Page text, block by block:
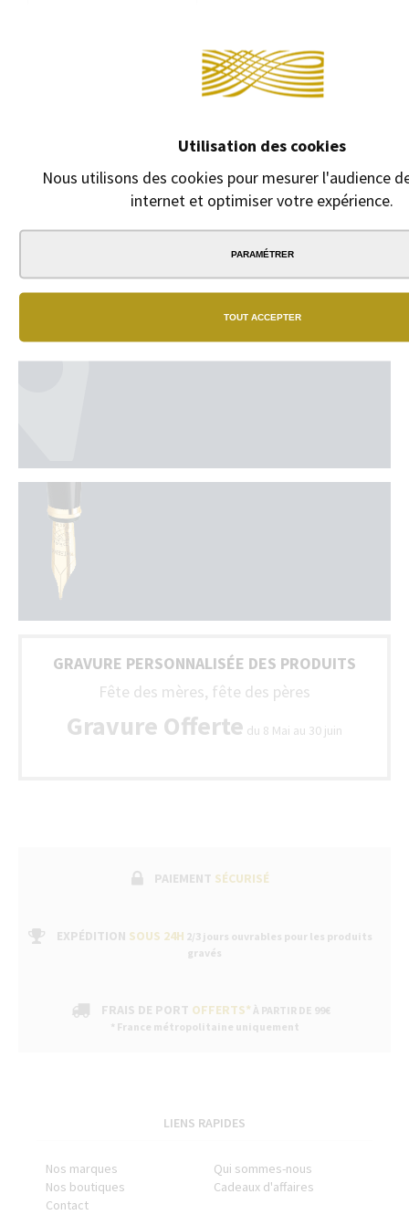
Utilisation des cookies
Nous utilisons des cookies pour mesurer l'audience
internet et optimiser votre expérience.
PARAMÉTRER
TOUT ACCEPTER
Cartouches d'encre
2,10 €
GRAVURE PERSONNALISÉE DES PRODUITS
Fête des mères, fête des pères
Gravure Offerte du 8 Mai au 30 juin
PAIEMENT SÉCURISÉ
EXPÉDITION SOUS 24H 2/3 jours ouvrables pour les produits
gravés
FRAIS DE PORT OFFERTS* À PARTIR DE 99€
* France métropolitaine uniquement
LIENS RAPIDES
Nos marques
Qui sommes-nous
Nos boutiques
Cadeaux d'affaires
Contact